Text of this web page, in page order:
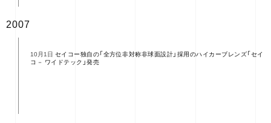
2007
10月1日 セイコー独自の「全方位非対称非球面設計」採用のハイカーブレンズ「セイ
コ－ ワイドテック」発売